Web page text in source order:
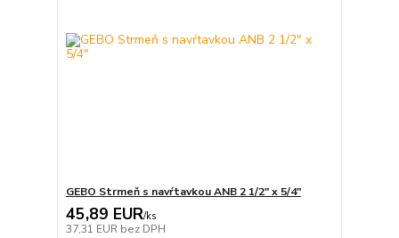
GEBO Strmeň s navŕtavkou ANB 2 1/2" x 5/4"
45,89 EUR/ks
37,31 EUR bez DPH